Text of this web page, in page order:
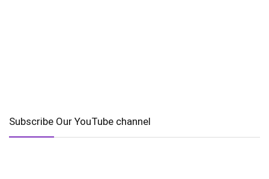
Subscribe Our YouTube channel